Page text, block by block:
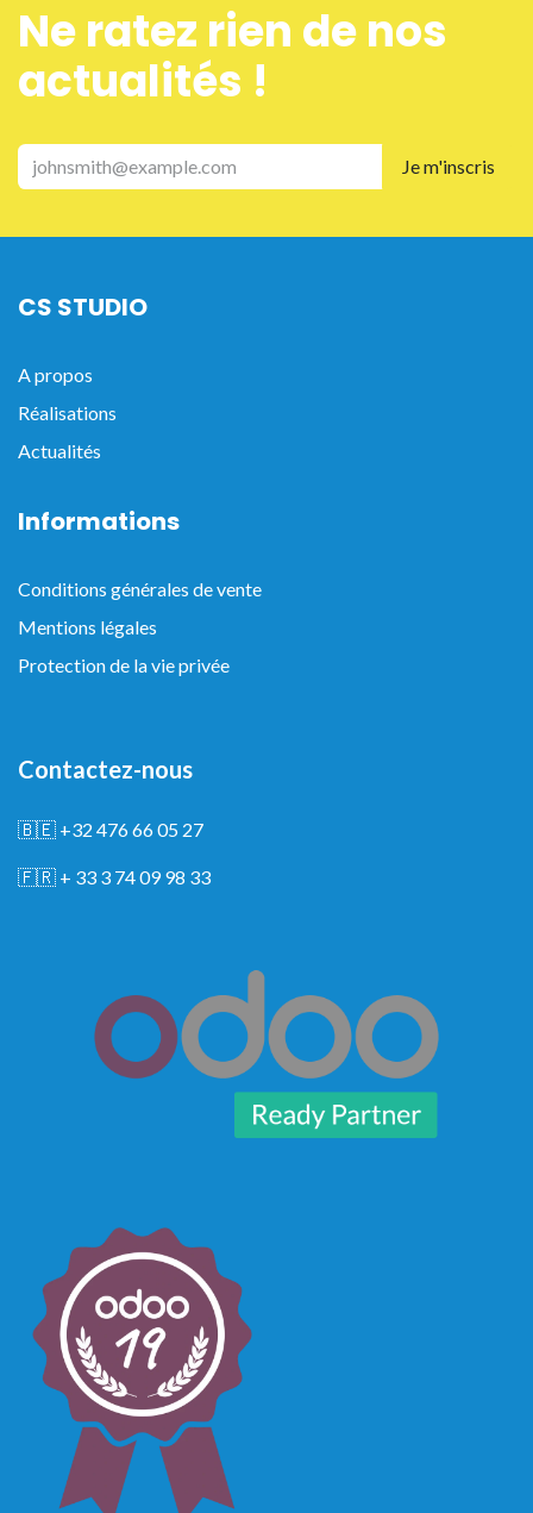
Ne ra​tez rien de nos
actualités !
Je m'inscris
CS STUDIO
A propos
Réalisations
Actualités
Informations
Conditions générales de vente
Mentions légales
Protection de la vie privée
Contactez-nous
🇧🇪 +32 476 66 05 27
🇫🇷 + 33 3 74 09 98 33